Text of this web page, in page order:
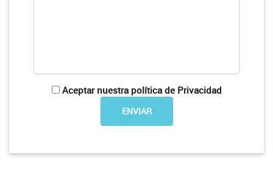
Aceptar nuestra política de Privacidad